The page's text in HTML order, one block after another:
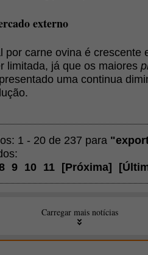
externo
por carne ovina é crescente
limitada, já que os maiores
uma continua
1 - 20 de 237 para
9 10 11 [Próxima] [
Carregar mais notícias